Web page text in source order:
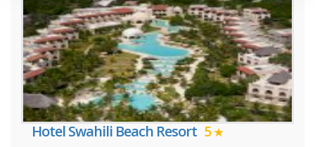
Hotel Swahili Beach Resort 5